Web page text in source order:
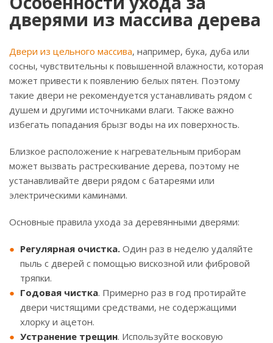
дверями из массива дерева
Двери из цельного массива, например, бука, дуба или
сосны, чувствительны к повышенной влажности, которая
может привести к появлению белых пятен. Поэтому
такие двери не рекомендуется устанавливать рядом с
душем и другими источниками влаги. Также важно
избегать попадания брызг воды на их поверхность.
Близкое расположение к нагревательным приборам
может вызвать растрескивание дерева, поэтому не
устанавливайте двери рядом с батареями или
электрическими каминами.
Основные правила ухода за деревянными дверями:
Регулярная очистка. Один раз в неделю удаляйте
пыль с дверей с помощью вискозной или фибровой
тряпки.
Годовая чистка. Примерно раз в год протирайте
двери чистящими средствами, не содержащими
хлорку и ацетон.
Устранение трещин. Используйте восковую